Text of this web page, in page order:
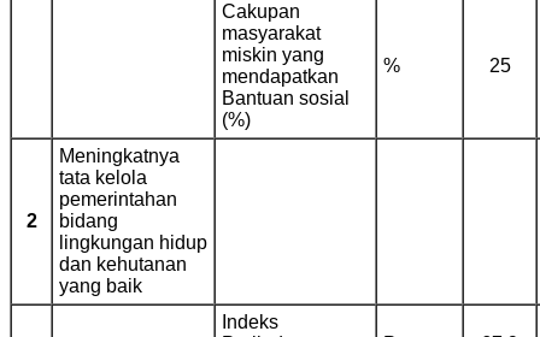
Cakupan
masyarakat
miskin yang
mendapatkan
Bantuan sosial
(%)
% 25
2
Meningkatnya
tata kelola
pemerintahan
bidang
lingkungan hidup
dan kehutanan
yang baik
Indeks